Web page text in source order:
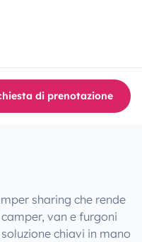
di prenotazione
sharing che rende
van e furgoni
chiavi in mano